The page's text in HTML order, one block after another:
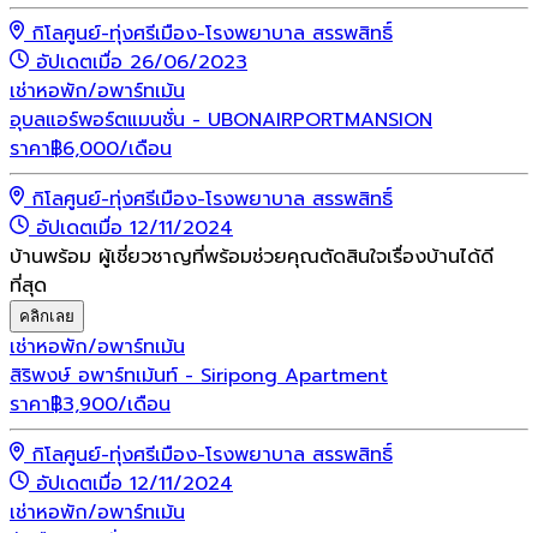
กิโลศูนย์-ทุ่งศรีเมือง-โรงพยาบาล สรรพสิทธิ์
อัปเดตเมื่อ 26/06/2023
เช่าหอพัก/อพาร์ทเม้น
อุบลแอร์พอร์ตแมนชั่น - UBONAIRPORTMANSION
ราคา฿6,000/เดือน
กิโลศูนย์-ทุ่งศรีเมือง-โรงพยาบาล สรรพสิทธิ์
อัปเดตเมื่อ 12/11/2024
บ้านพร้อม ผู้เชี่ยวชาญที่พร้อมช่วยคุณตัดสินใจเรื่องบ้านได้ดี
ที่สุด
คลิกเลย
เช่าหอพัก/อพาร์ทเม้น
สิริพงษ์ อพาร์ทเม้นท์ - Siripong Apartment
ราคา฿3,900/เดือน
กิโลศูนย์-ทุ่งศรีเมือง-โรงพยาบาล สรรพสิทธิ์
อัปเดตเมื่อ 12/11/2024
เช่าหอพัก/อพาร์ทเม้น